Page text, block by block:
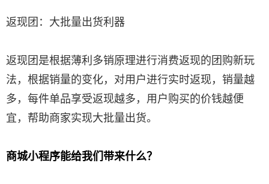
返现团：大批量出货利器
返现团是根据薄利多销原理进行消费返现的团购新玩
法，根据销量的变化，对用户进行实时返现，销量越
多，每件单品享受返现越多，用户购买的价钱越便
宜，帮助商家实现大批量出货。
商城小程序能给我们带来什么？